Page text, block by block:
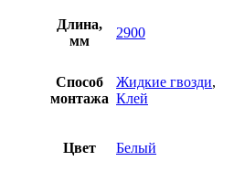
Длина,
мм
2900
Способ
монтажа
Жидкие гвозди,
Клей
Цвет Белый